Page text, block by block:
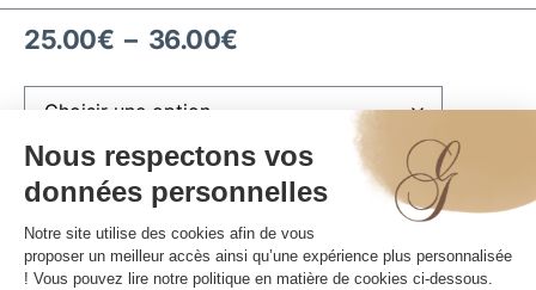
25.00€ – 36.00€
Plaquette anniversaire (ajoutez votre prénom) (+1.00